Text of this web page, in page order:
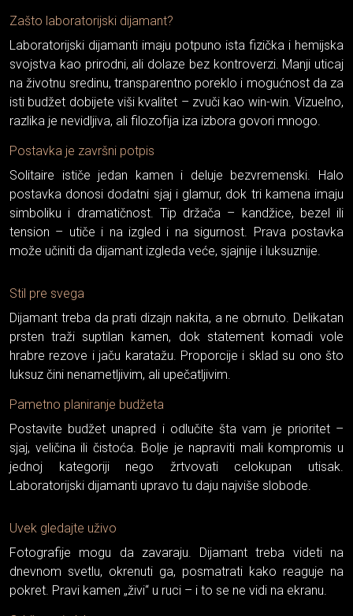
Zašto laboratorijski dijamant?
Laboratorijski dijamanti imaju potpuno ista fizička i hemijska
svojstva kao prirodni, ali dolaze bez kontroverzi. Manji uticaj
na životnu sredinu, transparentno poreklo i mogućnost da za
isti budžet dobijete viši kvalitet – zvuči kao win-win. Vizuelno,
razlika je nevidljiva, ali filozofija iza izbora govori mnogo.
Postavka je završni potpis
Solitaire ističe jedan kamen i deluje bezvremenski. Halo
postavka donosi dodatni sjaj i glamur, dok tri kamena imaju
simboliku i dramatičnost. Tip držača – kandžice, bezel ili
tension – utiče i na izgled i na sigurnost. Prava postavka
može učiniti da dijamant izgleda veće, sjajnije i luksuznije.
Stil pre svega
Dijamant treba da prati dizajn nakita, a ne obrnuto. Delikatan
prsten traži suptilan kamen, dok statement komadi vole
hrabre rezove i jaču karatažu. Proporcije i sklad su ono što
luksuz čini nenametljivim, ali upečatljivim.
Pametno planiranje budžeta
Postavite budžet unapred i odlučite šta vam je prioritet –
sjaj, veličina ili čistoća. Bolje je napraviti mali kompromis u
jednoj kategoriji nego žrtvovati celokupan utisak.
Laboratorijski dijamanti upravo tu daju najviše slobode.
Uvek gledajte uživo
Fotografije mogu da zavaraju. Dijamant treba videti na
dnevnom svetlu, okrenuti ga, posmatrati kako reaguje na
pokret. Pravi kamen „živi“ u ruci – i to se ne vidi na ekranu.